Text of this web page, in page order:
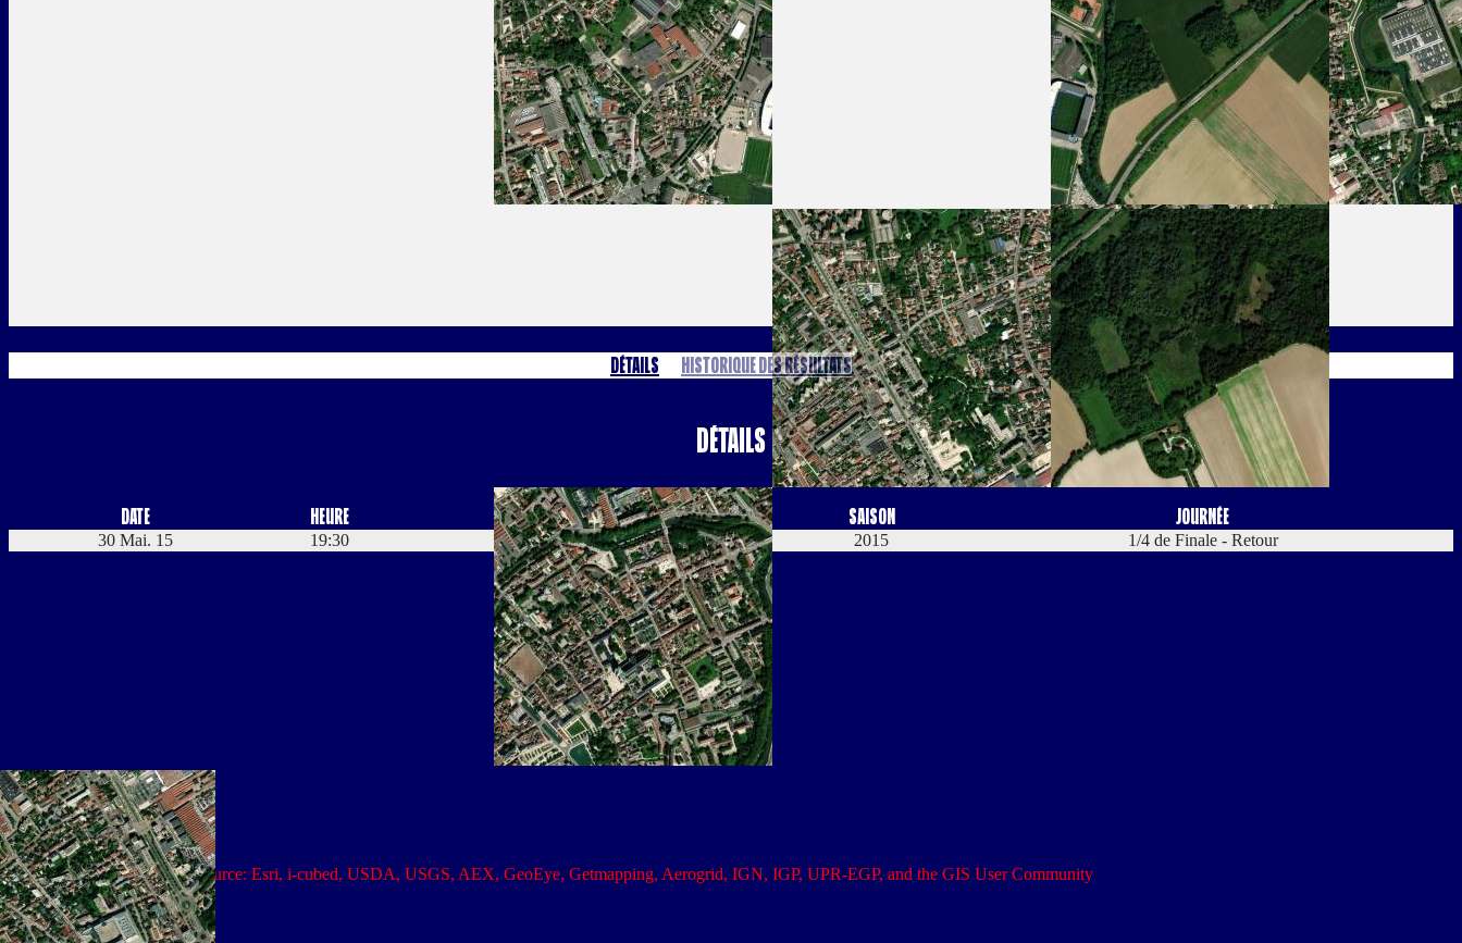
Leaflet |Tiles © Esri — Source: Esri, i-cubed, USDA, USGS, AEX, GeoEye, Getmapping, Aerogrid, IGN, IGP, UPR-EGP, and the GIS User Community
Détails Historique des résultats
Détails
Date Heure Compétition Saison Journée
30 Mai. 15 19:30 Coupe de France 2015 1/4 de Finale - Retour